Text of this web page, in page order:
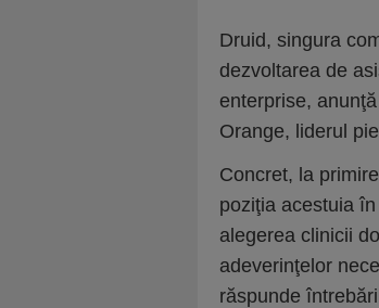
Druid, singura
dezvoltarea de
enterprise,
Orange, liderul
Concret, la
poziţia acestuia
alegerea clinicii
adeverinţelor
răspunde